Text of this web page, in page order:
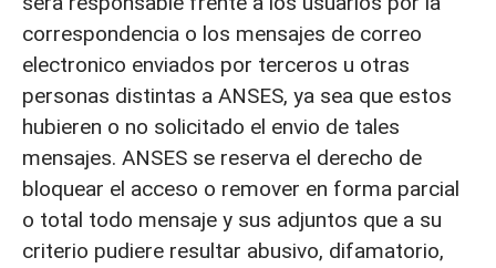
correspondencia o los mensajes de correo
electronico enviados por terceros u otras
personas distintas a ANSES, ya sea que estos
hubieren o no solicitado el envio de tales
mensajes. ANSES se reserva el derecho de
bloquear el acceso o remover en forma parcial
o total todo mensaje y sus adjuntos que a su
criterio pudiere resultar abusivo, difamatorio,